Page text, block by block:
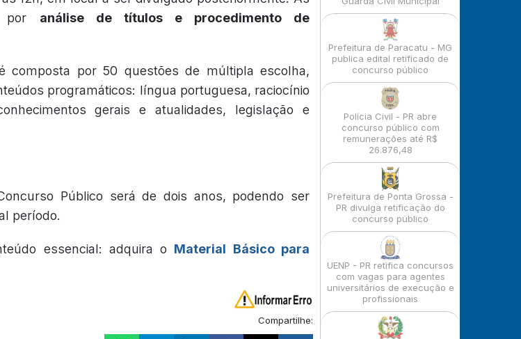
por análise de títulos e procedimento de
composta por 50 questões de múltipla escolha,
programáticos: língua portuguesa, raciocínio
gerais e atualidades, legislação e
Público será de dois anos, podendo ser
período.
essencial: adquira o Material Básico para
Compartilhe:
Prefeitura de Paracatu - MG
publica edital retificado de
concurso público
Polícia Civil - PR abre
concurso público com
remunerações até R$
26.876,48
Prefeitura de Ponta Grossa -
PR divulga retificação do
concurso público
UENP - PR retifica concursos
com vagas para agentes
universitários de execução e
profissionais